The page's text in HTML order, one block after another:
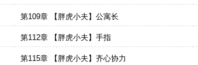
第109章 【胖虎小夫】公寓长
第112章 【胖虎小夫】手指
第115章 【胖虎小夫】齐心协力